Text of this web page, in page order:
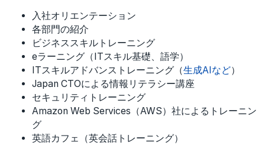
入社オリエンテーション
各部門の紹介
ビジネススキルトレーニング
eラーニング（ITスキル基礎、語学）
ITスキルアドバンストレーニング（生成AIなど）
Japan CTOによる情報リテラシー講座
セキュリティトレーニング
Amazon Web Services（AWS）社によるトレーニン
グ
英語カフェ（英会話トレーニング）